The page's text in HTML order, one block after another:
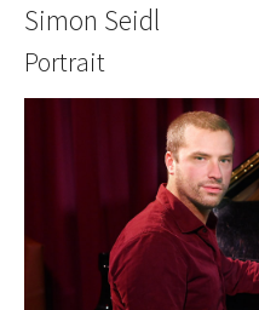
Simon Seidl
Portrait
Show larger version for: